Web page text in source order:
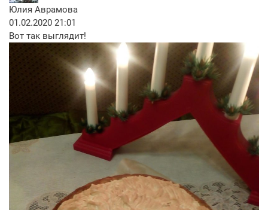
Юлия Аврамова
01.02.2020 21:01
Вот так выглядит!